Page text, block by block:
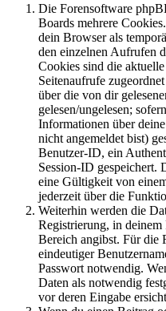
Die Forensoftware
Boards mehrere
dein Browser als
den einzelnen Aufrufen
Cookies sind die
Seitenaufrufe
über die von dir
gelesen/ungelesen;
Informationen über
nicht angemeldet bist)
Benutzer-ID, ein
Session-ID gespeichert.
eine Gültigkeit von
jederzeit über die
Weiterhin werden die
Registrierung, in
Bereich angibst. Für die
eindeutiger
Passwort notwendig.
Daten als notwendig
vor deren Eingabe